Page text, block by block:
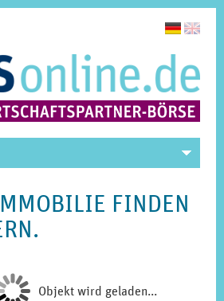
FINDEN
Objekt wird geladen...